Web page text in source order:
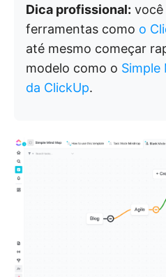
Dica profissional: você
ferramentas como o
até mesmo começar
modelo como o Simple
da ClickUp.